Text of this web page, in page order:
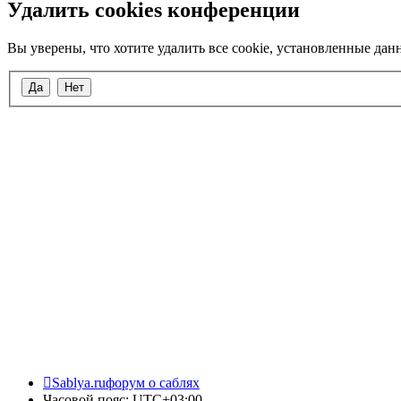
Удалить cookies конференции
Вы уверены, что хотите удалить все cookie, установленные
Sablya.ruфорум о саблях